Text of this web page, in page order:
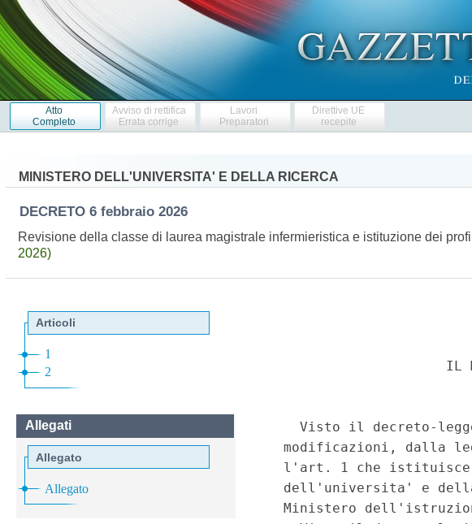
Atto
Completo
Avviso di rettifica
Errata corrige
Lavori
Preparatori
Direttive UE
recepite
MINISTERO DELL'UNIVERSITA' E DELLA RICERCA
DECRETO 6 febbraio 2026
Revisione della classe di laurea magistrale infermieristica e istituzione dei
2026)